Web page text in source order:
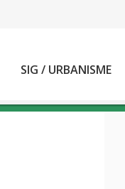
SIG / URBANISME